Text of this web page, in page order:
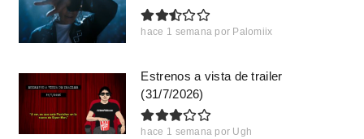
hace 1 semana por Palomiix
Estrenos a vista de trailer
(31/7/2026)
hace 1 semana por Ugh